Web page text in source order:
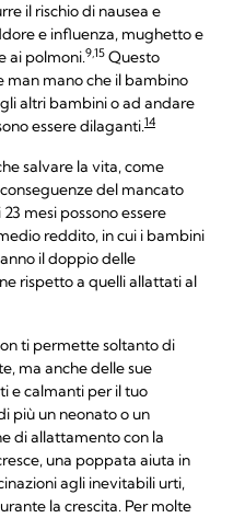
il rischio di nausea e
e influenza, mughetto e
ai polmoni.9,15 Questo
mano che il bambino
altri bambini o ad andare
essere dilaganti.14
salvare la vita, come
del mancato
mesi possono essere
reddito, in cui i bambini
il doppio delle
rispetto a quelli allattati al
ti permette soltanto di
ma anche delle sue
e calmanti per il tuo
più un neonato o un
di allattamento con la
una poppata aiuta in
agli inevitabili urti,
la crescita. Per molte